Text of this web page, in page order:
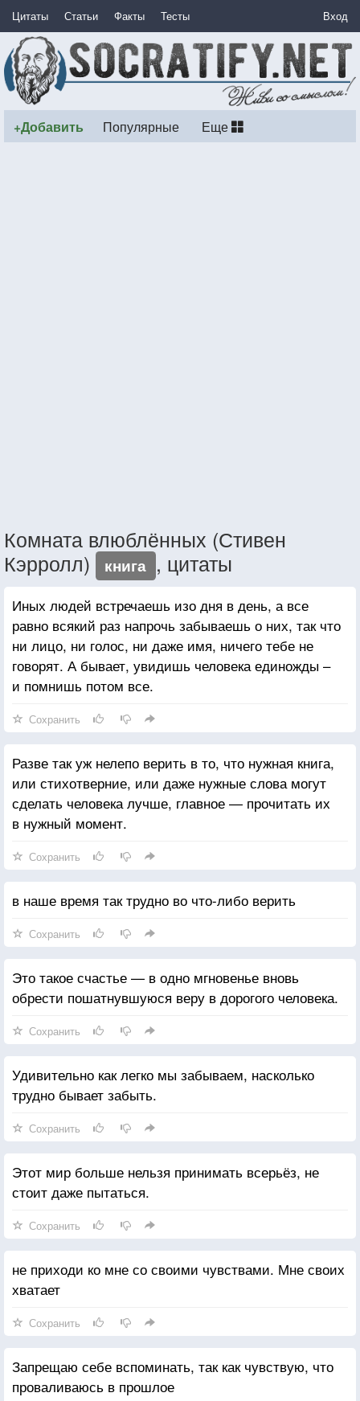
Цитаты Статьи Факты Тесты Вход
+Добавить Популярные Еще
Комната влюблённых (Стивен
Кэрролл)
книга , цитаты
Иных людей встречаешь изо дня в день, а все
равно всякий раз напрочь забываешь о них, так что
ни лицо, ни голос, ни даже имя, ничего тебе не
говорят. А бывает, увидишь человека единожды –
и помнишь потом все.
Сохранить
Разве так уж нелепо верить в то, что нужная книга,
или стихотверние, или даже нужные слова могут
сделать человека лучше, главное — прочитать их
в нужный момент.
Сохранить
в наше время так трудно во что-либо верить
Сохранить
Это такое счастье — в одно мгновенье вновь
обрести пошатнувшуюся веру в дорогого человека.
Сохранить
Удивительно как легко мы забываем, насколько
трудно бывает забыть.
Сохранить
Этот мир больше нельзя принимать всерьёз, не
стоит даже пытаться.
Сохранить
не приходи ко мне со своими чувствами. Мне своих
хватает
Сохранить
Запрещаю себе вспоминать, так как чувствую, что
проваливаюсь в прошлое